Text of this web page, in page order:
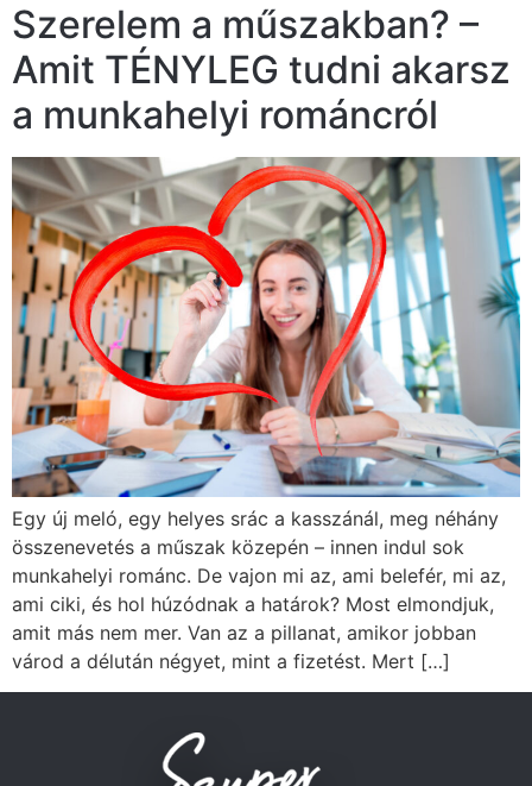
Szerelem a műszakban? –
Amit TÉNYLEG tudni akarsz
a munkahelyi románcról
Egy új meló, egy helyes srác a kasszánál, meg néhány
összenevetés a műszak közepén – innen indul sok
munkahelyi románc. De vajon mi az, ami belefér, mi az,
ami ciki, és hol húzódnak a határok? Most elmondjuk,
amit más nem mer. Van az a pillanat, amikor jobban
várod a délután négyet, mint a fizetést. Mert […]